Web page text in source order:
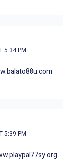
5:34 PM
5:39 PM